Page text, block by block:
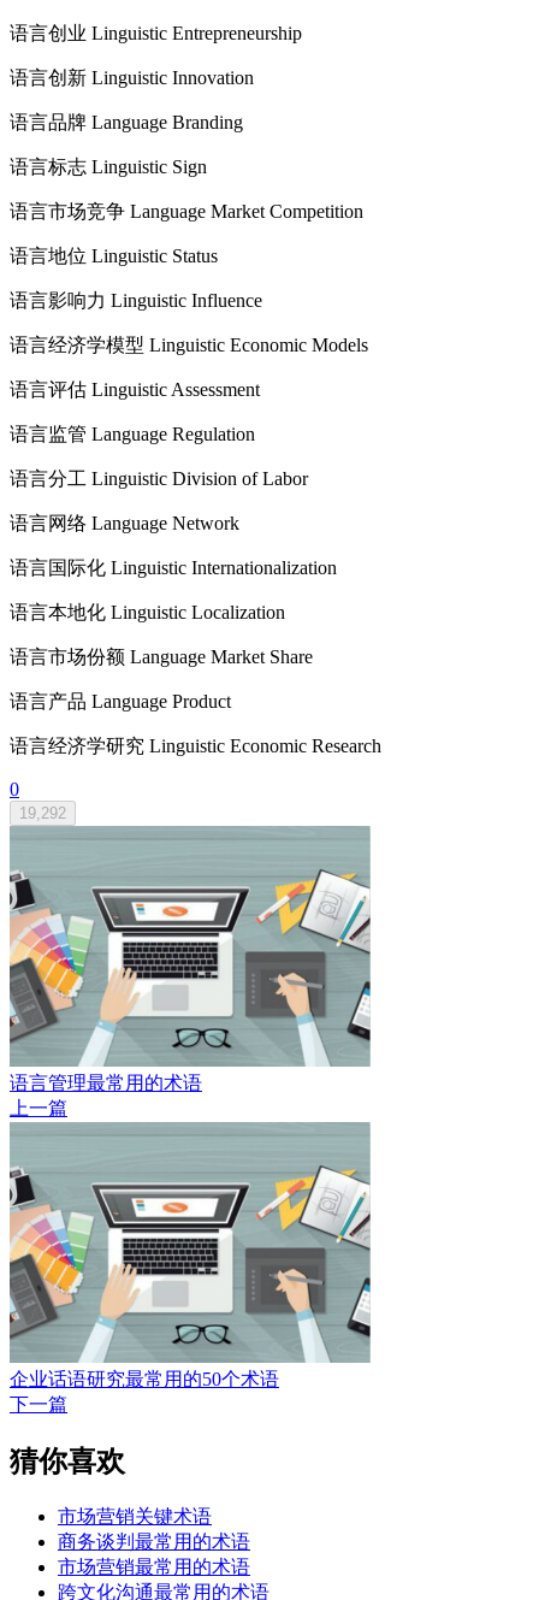
语言创业 Linguistic Entrepreneurship
语言创新 Linguistic Innovation
语言品牌 Language Branding
语言标志 Linguistic Sign
语言市场竞争 Language Market Competition
语言地位 Linguistic Status
语言影响力 Linguistic Influence
语言经济学模型 Linguistic Economic Models
语言评估 Linguistic Assessment
语言监管 Language Regulation
语言分工 Linguistic Division of Labor
语言网络 Language Network
语言国际化 Linguistic Internationalization
语言本地化 Linguistic Localization
语言市场份额 Language Market Share
语言产品 Language Product
语言经济学研究 Linguistic Economic Research
0
19,292
语言管理最常用的术语
上一篇
企业话语研究最常用的50个术语
下一篇
猜你喜欢
市场营销关键术语
商务谈判最常用的术语
市场营销最常用的术语
跨文化沟通最常用的术语